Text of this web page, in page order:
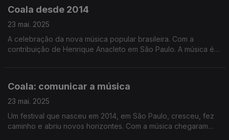
Coala desde 2014
23 mai. 2025
A celebração da nova música popular brasileira. Com a
contribuição de Henrique Anacleto em São Paulo. A música é
Coala: comunicar a música
23 mai. 2025
Um festival que nasceu em 2014, em São Paulo, cresceu, fez
caminho e abriu novos horizontes. Com a música chegaram